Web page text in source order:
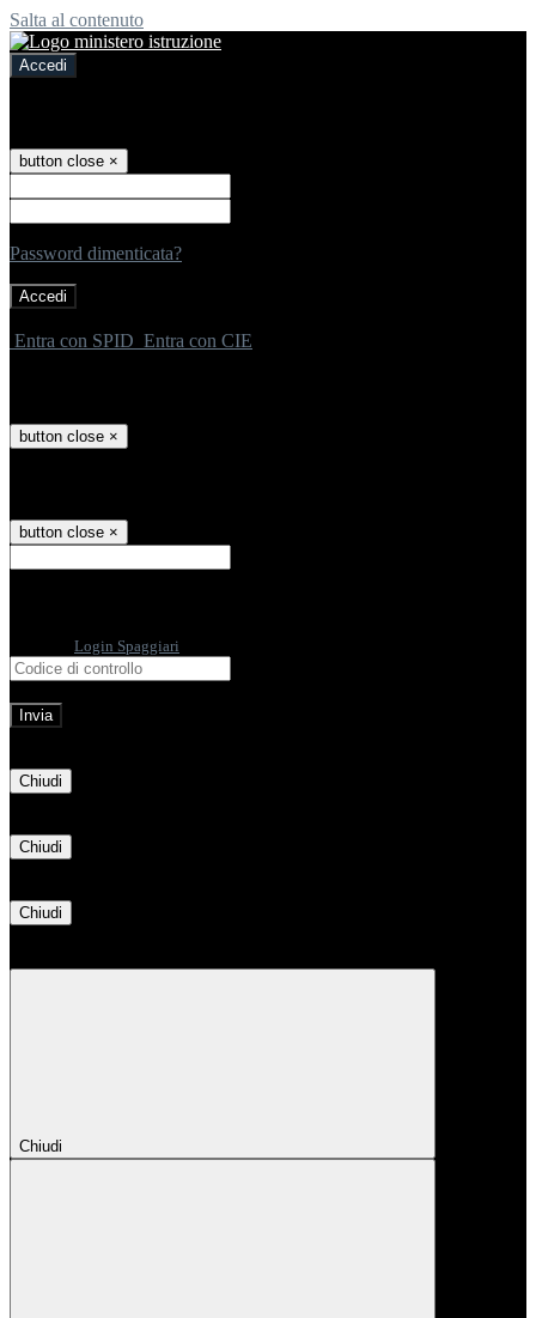
Salta al contenuto
Accedi
button close ×
Password dimenticata?
Entra con SPID Entra con CIE
button close ×
button close ×
Login Spaggiari
Chiudi
Chiudi
Chiudi
Chiudi